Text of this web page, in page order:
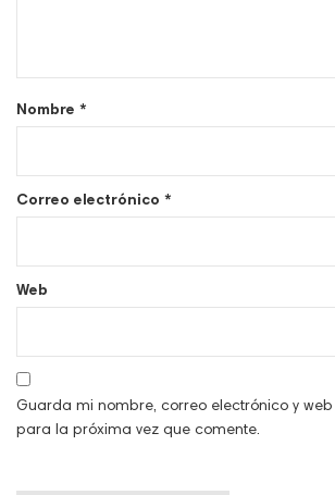
Nombre *
Correo electrónico *
Web
Guarda mi nombre, correo electrónico y
para la próxima vez que comente.